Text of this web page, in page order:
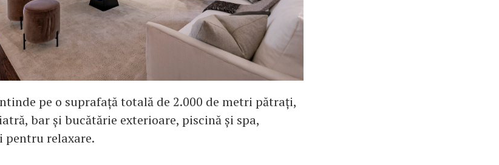
pe o suprafață totală de 2.000 de metri pătrați,
bar și bucătărie exterioare, piscină și spa,
pentru relaxare.